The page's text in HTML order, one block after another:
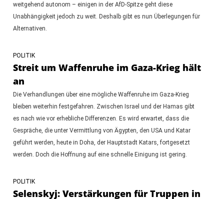
weitgehend autonom – einigen in der AfD-Spitze geht diese
Unabhängigkeit jedoch zu weit. Deshalb gibt es nun Überlegungen für
Alternativen.
POLITIK
Streit um Waffenruhe im Gaza-Krieg hält
an
Die Verhandlungen über eine mögliche Waffenruhe im Gaza-Krieg
bleiben weiterhin festgefahren. Zwischen Israel und der Hamas gibt
es nach wie vor erhebliche Differenzen. Es wird erwartet, dass die
Gespräche, die unter Vermittlung von Ägypten, den USA und Katar
geführt werden, heute in Doha, der Hauptstadt Katars, fortgesetzt
werden. Doch die Hoffnung auf eine schnelle Einigung ist gering.
POLITIK
Selenskyj: Verstärkungen für Truppen in